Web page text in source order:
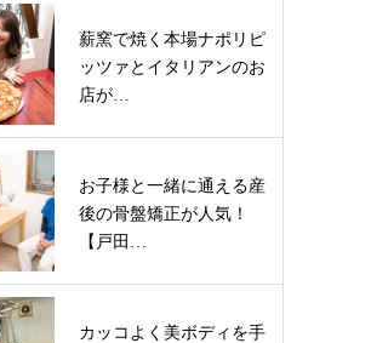
薪窯で焼く本場ナポリピ
ッツァとイタリアンのお
店が…
お子様と一緒に通える産
後の骨盤矯正が人気！
【戸田…
カッコよく美ボディを手